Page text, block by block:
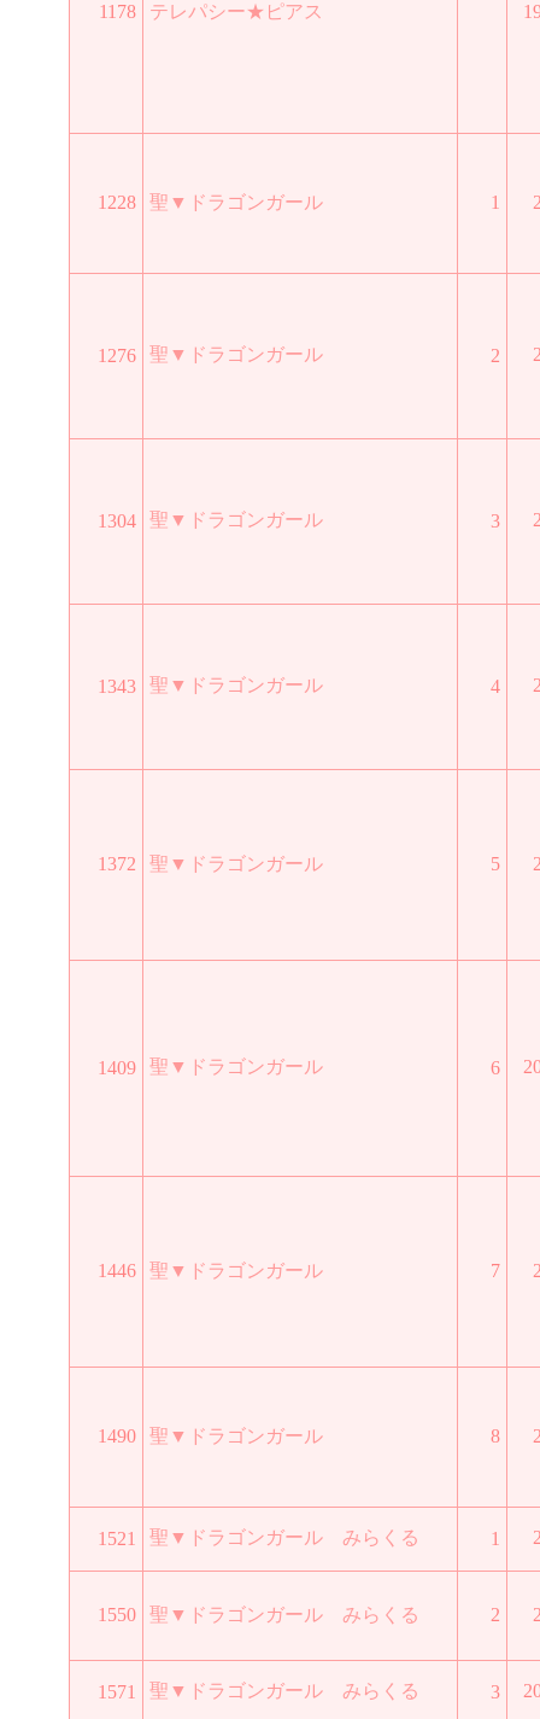
1178 テレパシー★ピアス
1228 聖▼ドラゴンガール 1
1276 聖▼ドラゴンガール 2
1304 聖▼ドラゴンガール 3
1343 聖▼ドラゴンガール 4
1372 聖▼ドラゴンガール 5
1409 聖▼ドラゴンガール 6
1446 聖▼ドラゴンガール 7
1490 聖▼ドラゴンガール 8
1521 聖▼ドラゴンガール みらくる 1
1550 聖▼ドラゴンガール みらくる 2
1571 聖▼ドラゴンガール みらくる 3